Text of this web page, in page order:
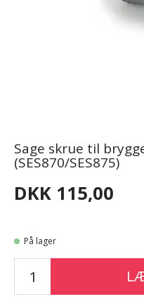
Sage skrue til
(SES870/SES875)
DKK 115,00
På lager